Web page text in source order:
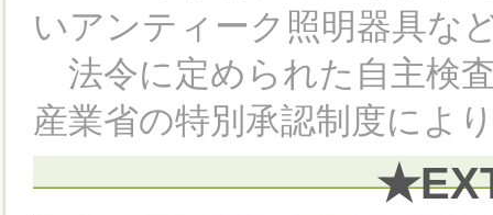
いアンティーク照明器具な
法令に定められた自主検
産業省の特別承認制度によ